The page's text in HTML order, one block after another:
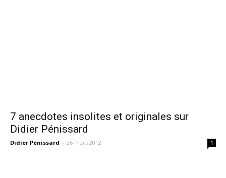
7 anecdotes insolites et originales sur
Didier Pénissard
Didier Pénissard - 26 mars 2012 1